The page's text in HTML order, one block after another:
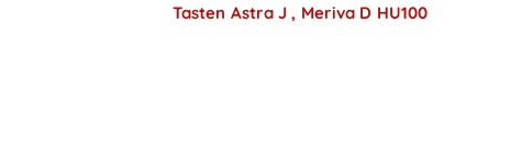
Tasten Astra J , Meriva D HU100